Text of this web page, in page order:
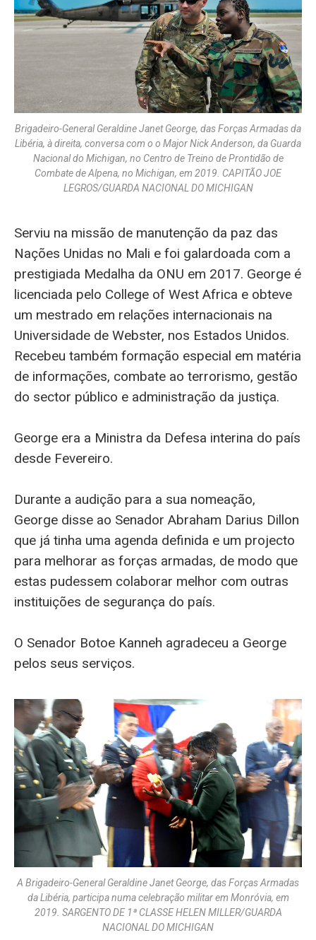
Brigadeiro-General Geraldine Janet George, das Forças Armadas da
Libéria, à direita, conversa com o o Major Nick Anderson, da Guarda
Nacional do Michigan, no Centro de Treino de Prontidão de
Combate de Alpena, no Michigan, em 2019. CAPITÃO JOE
LEGROS/GUARDA NACIONAL DO MICHIGAN
Serviu na missão de manutenção da paz das
Nações Unidas no Mali e foi galardoada com a
prestigiada Medalha da ONU em 2017. George é
licenciada pelo College of West Africa e obteve
um mestrado em relações internacionais na
Universidade de Webster, nos Estados Unidos.
Recebeu também formação especial em matéria
de informações, combate ao terrorismo, gestão
do sector público e administração da justiça.
George era a Ministra da Defesa interina do país
desde Fevereiro.
Durante a audição para a sua nomeação,
George disse ao Senador Abraham Darius Dillon
que já tinha uma agenda definida e um projecto
para melhorar as forças armadas, de modo que
estas pudessem colaborar melhor com outras
instituições de segurança do país.
O Senador Botoe Kanneh agradeceu a George
pelos seus serviços.
A Brigadeiro-General Geraldine Janet George, das Forças Armadas
da Libéria, participa numa celebração militar em Monróvia, em
2019. SARGENTO DE 1ª CLASSE HELEN MILLER/GUARDA
NACIONAL DO MICHIGAN